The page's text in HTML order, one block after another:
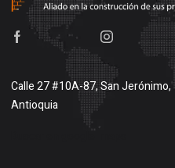
Calle 27 #10A-87, San Jerónimo,
Antioquia